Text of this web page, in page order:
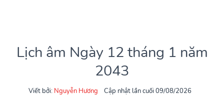
Lịch âm Ngày 12 tháng 1 năm
2043
Viết bởi: Nguyễn Hương
Cập nhật lần cuối 09/08/2026